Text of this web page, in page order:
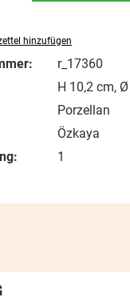
hinzufügen
r_17360
H 10,2 cm,
Porzellan
Özkaya
1